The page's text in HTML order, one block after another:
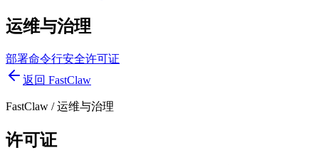
运维与治理
部署命令行安全许可证
返回 FastClaw
FastClaw /运维与治理
许可证